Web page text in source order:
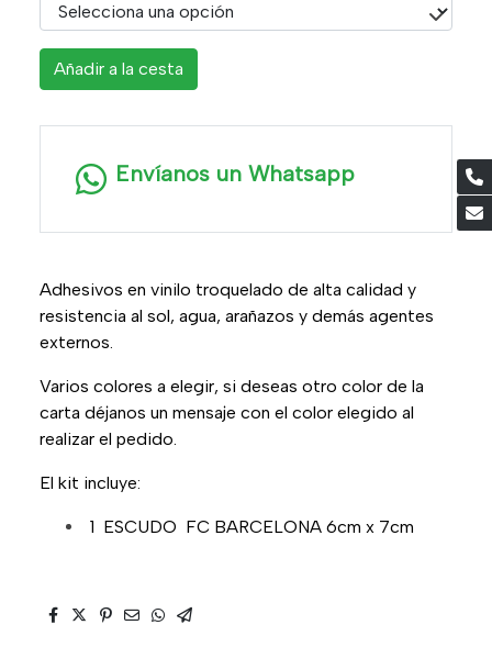
Añadir a la cesta
Envíanos un Whatsapp
Adhesivos en vinilo troquelado de alta calidad y
resistencia al sol, agua, arañazos y demás agentes
externos.
Varios colores a elegir, si deseas otro color de la
carta déjanos un mensaje con el color elegido al
realizar el pedido.
El kit incluye:
1 ESCUDO FC BARCELONA 6cm x 7cm